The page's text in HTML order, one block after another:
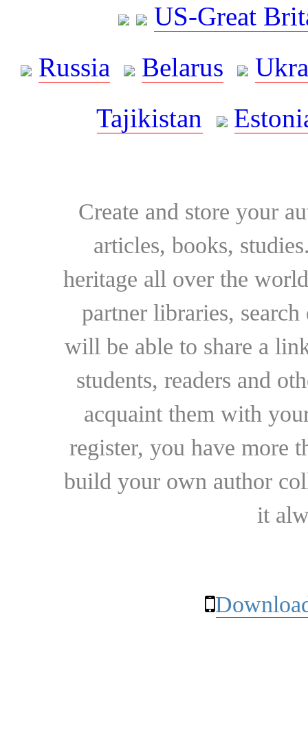
US-Great
Russia
Belarus
Tajikistan
Create and store your
articles, books,
heritage all over the
partner libraries,
will be able to share a
students, readers and
acquaint them with
register, you have more
build your own author
it